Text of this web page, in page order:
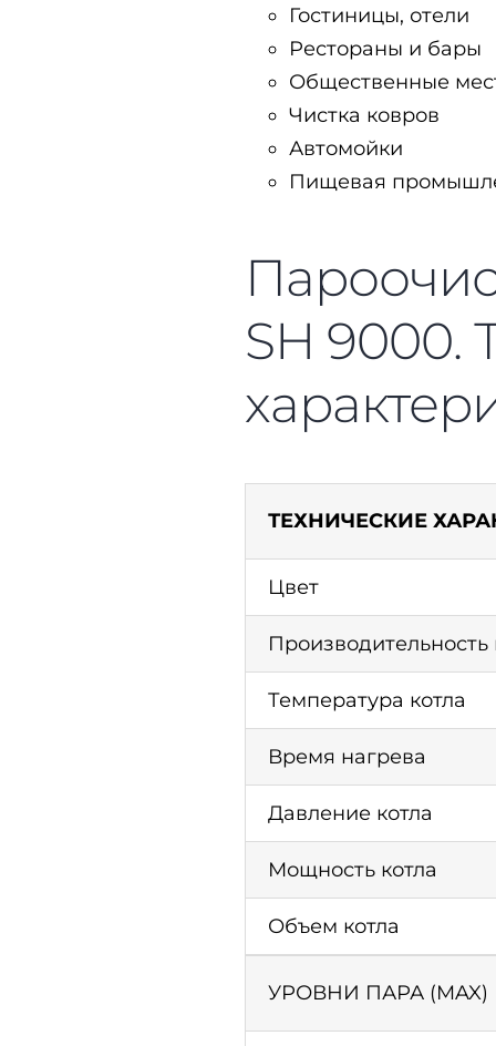
Гостиницы, отели
Рестораны и бары
Общественные
Чистка ковров
Автомойки
Пищевая
SH 9000.
ТЕХНИЧЕСКИЕ
Цвет
Производительность
Температура котла
Время нагрева
Давление котла
Мощность котла
Объем котла
УРОВНИ ПАРА (MAX)